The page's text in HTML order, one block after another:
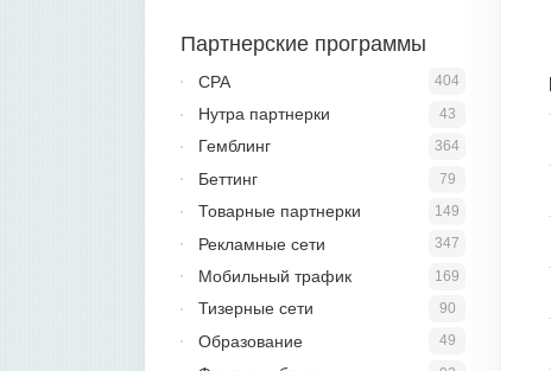
Партнерские программы
404
CPA
43
Нутра партнерки
364
Гемблинг
79
Беттинг
149
Товарные партнерки
347
Рекламные сети
169
Мобильный трафик
90
Тизерные сети
49
Образование